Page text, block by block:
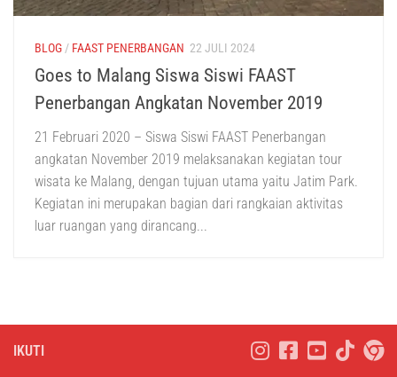
BLOG / FAAST PENERBANGAN 22 JULI 2024
Goes to Malang Siswa Siswi FAAST
Penerbangan Angkatan November 2019
21 Februari 2020 – Siswa Siswi FAAST Penerbangan
angkatan November 2019 melaksanakan kegiatan tour
wisata ke Malang, dengan tujuan utama yaitu Jatim Park.
Kegiatan ini merupakan bagian dari rangkaian aktivitas
luar ruangan yang dirancang...
IKUTI